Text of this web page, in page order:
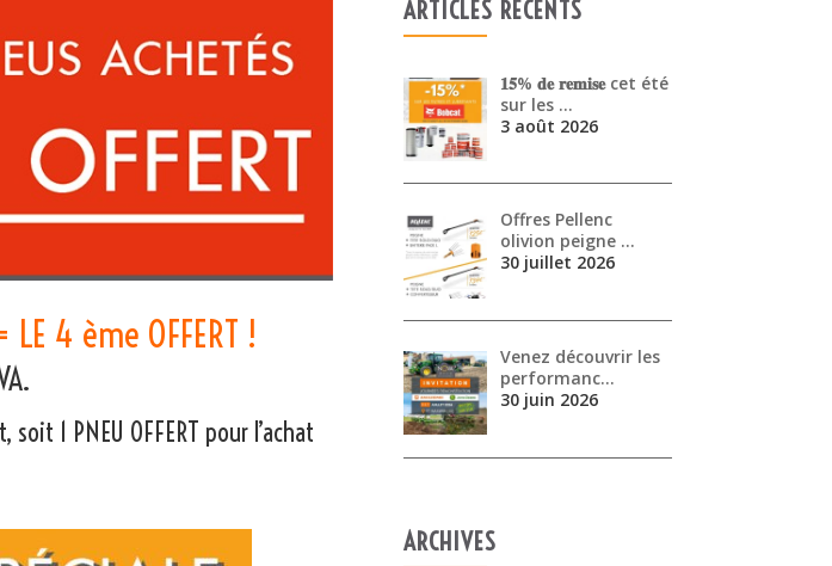
LE 4 ème OFFERT !
.
1 PNEU OFFERT pour l’achat
ARTICLES RÉCENTS
𝟏𝟓% 𝐝𝐞 𝐫𝐞𝐦𝐢𝐬𝐞 cet été
sur les …
3 août 2026
Offres Pellenc
olivion peigne …
30 juillet 2026
Venez découvrir les
performanc…
30 juin 2026
ARCHIVES